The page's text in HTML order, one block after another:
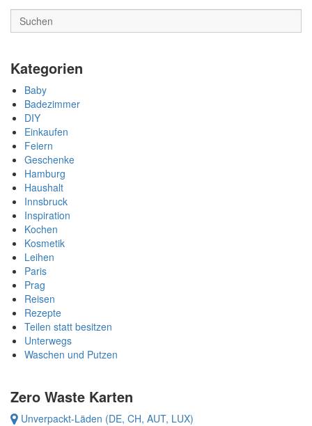
Kategorien
Baby
Badezimmer
DIY
Einkaufen
Feiern
Geschenke
Hamburg
Haushalt
Innsbruck
Inspiration
Kochen
Kosmetik
Leihen
Paris
Prag
Reisen
Rezepte
Teilen statt besitzen
Unterwegs
Waschen und Putzen
Zero Waste Karten
Unverpackt-Läden (DE, CH, AUT, LUX)